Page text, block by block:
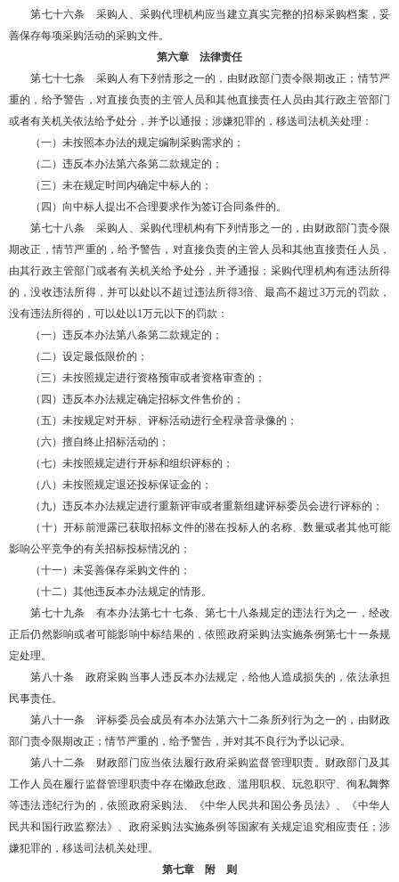
第七十六条 采购人、采购代理机构应当建立真实完整的招标采购档案，妥
善保存每项采购活动的采购文件。
第六章 法律责任
第七十七条 采购人有下列情形之一的，由财政部门责令限期改正；情节严
重的，给予警告，对直接负责的主管人员和其他直接责任人员由其行政主管部门
或者有关机关依法给予处分，并予以通报；涉嫌犯罪的，移送司法机关处理：
（一）未按照本办法的规定编制采购需求的；
（二）违反本办法第六条第二款规定的；
（三）未在规定时间内确定中标人的；
（四）向中标人提出不合理要求作为签订合同条件的。
第七十八条 采购人、采购代理机构有下列情形之一的，由财政部门责令限
期改正，情节严重的，给予警告，对直接负责的主管人员和其他直接责任人员，
由其行政主管部门或者有关机关给予处分，并予通报；采购代理机构有违法所得
的，没收违法所得，并可以处以不超过违法所得3倍、最高不超过3万元的罚款，
没有违法所得的，可以处以1万元以下的罚款：
（一）违反本办法第八条第二款规定的；
（二）设定最低限价的；
（三）未按照规定进行资格预审或者资格审查的；
（四）违反本办法规定确定招标文件售价的；
（五）未按规定对开标、评标活动进行全程录音录像的；
（六）擅自终止招标活动的；
（七）未按照规定进行开标和组织评标的；
（八）未按照规定退还投标保证金的；
（九）违反本办法规定进行重新评审或者重新组建评标委员会进行评标的；
（十）开标前泄露已获取招标文件的潜在投标人的名称、数量或者其他可能
影响公平竞争的有关招标投标情况的；
（十一）未妥善保存采购文件的；
（十二）其他违反本办法规定的情形。
第七十九条 有本办法第七十七条、第七十八条规定的违法行为之一，经改
正后仍然影响或者可能影响中标结果的，依照政府采购法实施条例第七十一条规
定处理。
第八十条 政府采购当事人违反本办法规定，给他人造成损失的，依法承担
民事责任。
第八十一条 评标委员会成员有本办法第六十二条所列行为之一的，由财政
部门责令限期改正；情节严重的，给予警告，并对其不良行为予以记录。
第八十二条 财政部门应当依法履行政府采购监督管理职责。财政部门及其
工作人员在履行监督管理职责中存在懒政怠政、滥用职权、玩忽职守、徇私舞弊
等违法违纪行为的，依照政府采购法、《中华人民共和国公务员法》、《中华人
民共和国行政监察法》、政府采购法实施条例等国家有关规定追究相应责任；涉
嫌犯罪的，移送司法机关处理。
第七章 附 则